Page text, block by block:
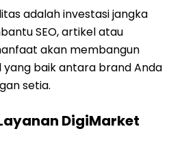
adalah investasi jangka
SEO, artikel atau
akan membangun
yang baik antara brand Anda
setia.
DigiMarket